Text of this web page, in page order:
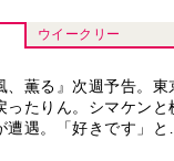
ほうを選ぶ。いつかは
主演に」『風、薫る』
祐貴『風、薫る』では
の記者・横沢役「陽気
リア人のようにと言わ